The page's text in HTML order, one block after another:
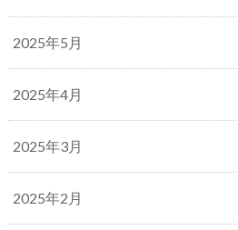
2025年5月
2025年4月
2025年3月
2025年2月